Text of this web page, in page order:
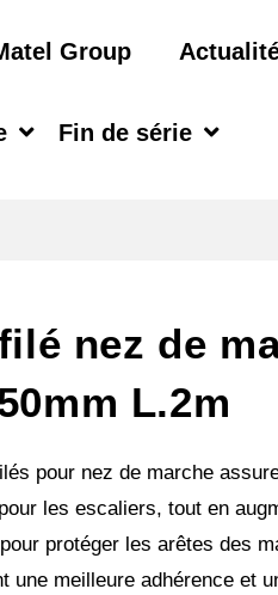
Group
Fin de série
nez de
L.2m
pour nez de marche
les escaliers, tout en
protéger les arêtes des
une meilleure adhérence et